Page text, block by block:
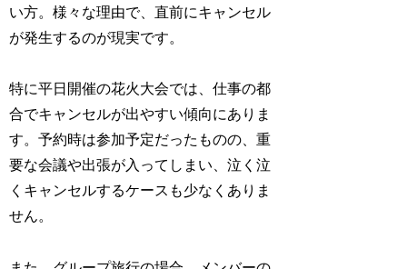
い方。様々な理由で、直前にキャンセル
が発生するのが現実です。
特に平日開催の花火大会では、仕事の都
合でキャンセルが出やすい傾向にありま
す。予約時は参加予定だったものの、重
要な会議や出張が入ってしまい、泣く泣
くキャンセルするケースも少なくありま
せん。